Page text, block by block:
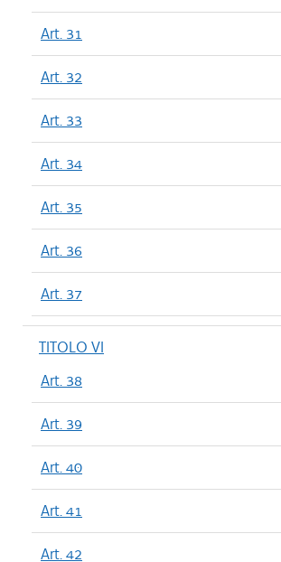
Art. 31
Art. 32
Art. 33
Art. 34
Art. 35
Art. 36
Art. 37
TITOLO VI
Art. 38
Art. 39
Art. 40
Art. 41
Art. 42